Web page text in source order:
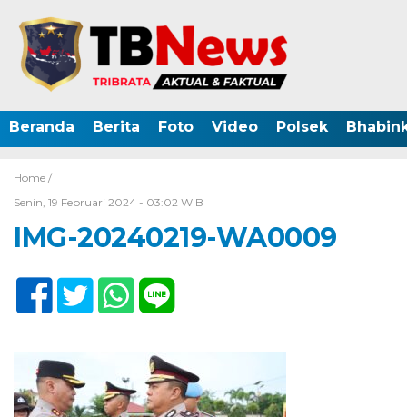
Beranda Berita Foto Video Polsek
Home /
Senin, 19 Februari 2024 - 03:02 WIB
IMG-20240219-WA0009